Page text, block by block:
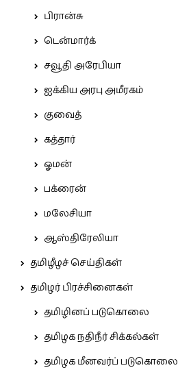
பிரான்சு
டென்மார்க்
சவூதி அரேபியா
ஐக்கிய அரபு அமீரகம்
குவைத்
கத்தார்
ஓமன்
பக்ரைன்
மலேசியா
ஆஸ்திரேலியா
தமிழீழச் செய்திகள்
தமிழர் பிரச்சினைகள்
தமிழினப் படுகொலை
தமிழக நதிநீர் சிக்கல்கள்
தமிழக மீனவர்ப் படுகொலை